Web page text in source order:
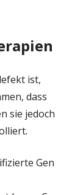
ist,
dass
sie jedoch
Gen